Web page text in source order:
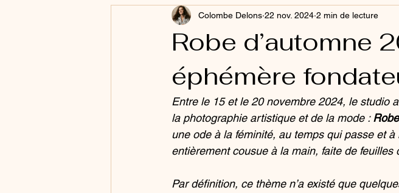
Robe d’automne
éphémère
Colombe Delons 22 nov. 2024 2 min de lecture
Entre le 15 et le 20 novembre 2024, le studio
la photographie artistique et de la mode :
une ode à la féminité, au temps qui passe et
entièrement cousue à la main, faite de feuilles
Par définition, ce thème n’a existé que